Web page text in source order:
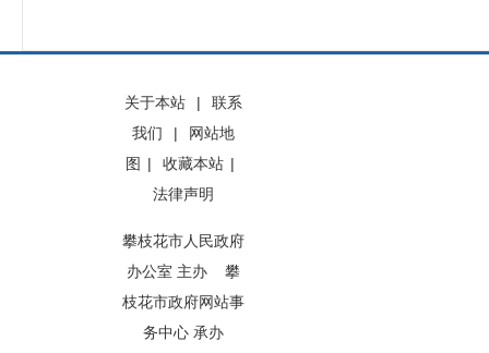
关于本站 |
联系
我们
|
网站地
图 | 收藏本站 |
法律声明
攀枝花市人民政府
办公室 主办 攀
枝花市政府网站事
务中心 承办